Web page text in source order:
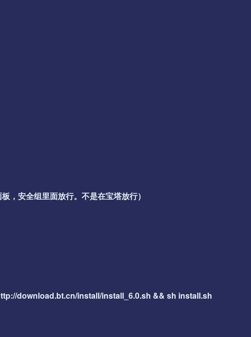
，安全组里面放行。不是在宝塔放行）
download.bt.cn/install/install_6.0.sh && sh install.sh